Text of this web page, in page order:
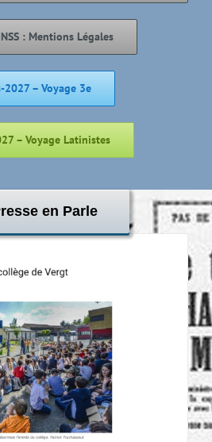
: Mentions Légales
2027 – Voyage 3e
– Voyage Latinistes
en Parle